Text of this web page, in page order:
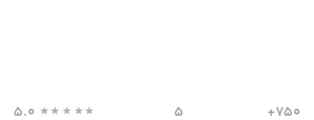
750+
5
5.0